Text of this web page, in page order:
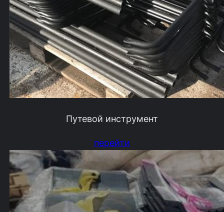
Путевой инструмент
перейти